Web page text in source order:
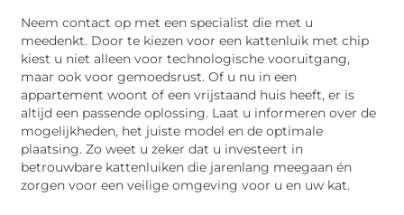
Neem contact op met een specialist die met u
meedenkt. Door te kiezen voor een kattenluik met chip
kiest u niet alleen voor technologische vooruitgang,
maar ook voor gemoedsrust. Of u nu in een
appartement woont of een vrijstaand huis heeft, er is
altijd een passende oplossing. Laat u informeren over de
mogelijkheden, het juiste model en de optimale
plaatsing. Zo weet u zeker dat u investeert in
betrouwbare kattenluiken die jarenlang meegaan én
zorgen voor een veilige omgeving voor u en uw kat.